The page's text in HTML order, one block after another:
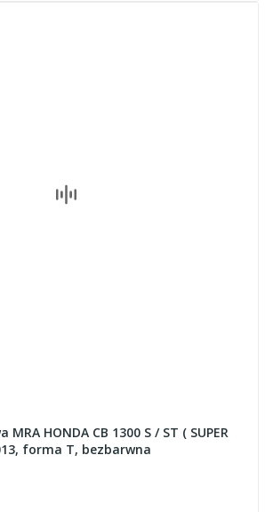
HONDA CB 1300 S / ST ( SUPER
forma T, bezbarwna